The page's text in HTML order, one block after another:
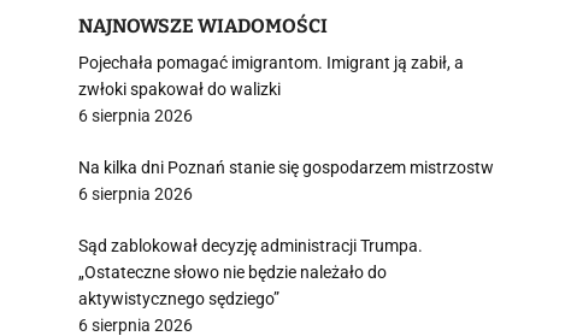
NAJNOWSZE WIADOMOŚCI
Pojechała pomagać imigrantom. Imigrant ją zabił, a
zwłoki spakował do walizki
6 sierpnia 2026
Na kilka dni Poznań stanie się gospodarzem mistrzostw
6 sierpnia 2026
Sąd zablokował decyzję administracji Trumpa.
„Ostateczne słowo nie będzie należało do
aktywistycznego sędziego”
6 sierpnia 2026